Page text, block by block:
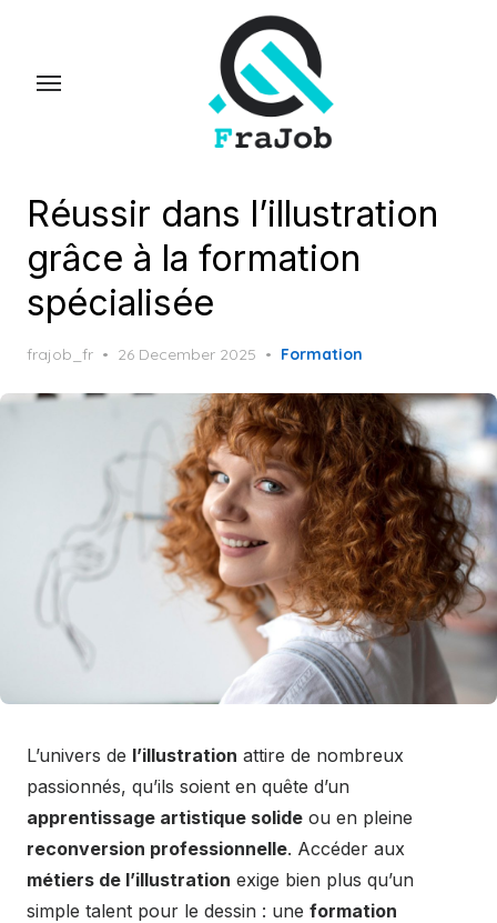
Réussir dans l’illustration
grâce à la formation
spécialisée
frajob_fr
Posted
26 December 2025 Formation
L’univers de l’illustration attire de nombreux
passionnés, qu’ils soient en quête d’un
apprentissage artistique solide ou en pleine
reconversion professionnelle. Accéder aux
métiers de l’illustration exige bien plus qu’un
simple talent pour le dessin : une formation